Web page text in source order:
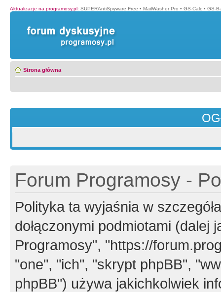
Aktualizacje na programosy.pl: SUPERAntiSpyware Free • MailWasher Pro • GS-Calc • GS-
Strona główna
Forum Programosy -
Polityka ta wyjaśnia w
dołączonymi podmiotami (dalej
Programosy", "https://
"one", "ich", "skrypt phpBB",
phpBB") używa jakichkolwiek